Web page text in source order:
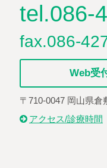
tel.086-
fax.086-
Web受
〒710-0047 岡山県倉
アクセス/診療時間